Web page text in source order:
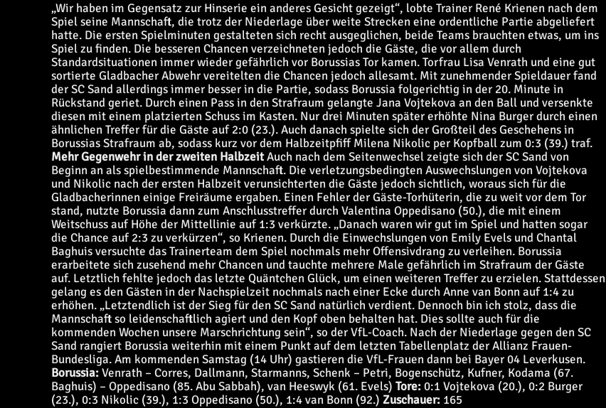
„Wir haben im Gegensatz zur Hinserie ein anderes Gesicht gezeigt“, lobte Trainer René Krienen nach dem
Spiel seine Mannschaft, die trotz der Niederlage über weite Strecken eine ordentliche Partie abgeliefert
hatte. Die ersten Spielminuten gestalteten sich recht ausgeglichen, beide Teams brauchten etwas, um ins
Spiel zu finden. Die besseren Chancen verzeichneten jedoch die Gäste, die vor allem durch
Standardsituationen immer wieder gefährlich vor Borussias Tor kamen. Torfrau Lisa Venrath und eine gut
sortierte Gladbacher Abwehr vereitelten die Chancen jedoch allesamt. Mit zunehmender Spieldauer fand
der SC Sand allerdings immer besser in die Partie, sodass Borussia folgerichtig in der 20. Minute in
Rückstand geriet. Durch einen Pass in den Strafraum gelangte Jana Vojtekova an den Ball und versenkte
diesen mit einem platzierten Schuss im Kasten. Nur drei Minuten später erhöhte Nina Burger durch einen
ähnlichen Treffer für die Gäste auf 2:0 (23.). Auch danach spielte sich der Großteil des Geschehens in
Borussias Strafraum ab, sodass kurz vor dem Halbzeitpfiff Milena Nikolic per Kopfball zum 0:3 (39.) traf.
Mehr Gegenwehr in der zweiten HalbzeitAuch nach dem Seitenwechsel zeigte sich der SC Sand von
Beginn an als spielbestimmende Mannschaft. Die verletzungsbedingten Auswechslungen von Vojtekova
und Nikolic nach der ersten Halbzeit verunsichterten die Gäste jedoch sichtlich, woraus sich für die
Gladbacherinnen einige Freiräume ergaben. Einen Fehler der Gäste-Torhüterin, die zu weit vor dem Tor
stand, nutzte Borussia dann zum Anschlusstreffer durch Valentina Oppedisano (50.), die mit einem
Weitschuss auf Höhe der Mittellinie auf 1:3 verkürzte. „Danach waren wir gut im Spiel und hatten sogar
die Chance auf 2:3 zu verkürzen“, so Krienen. Durch die Einwechslungen von Emily Evels und Chantal
Baghuis versuchte das Trainerteam dem Spiel nochmals mehr Offensivdrang zu verleihen. Borussia
erarbeitete sich zusehend mehr Chancen und tauchte mehrere Male gefährlich im Strafraum der Gäste
auf. Letztlich fehlte jedoch das letzte Quäntchen Glück, um einen weiteren Treffer zu erzielen. Stattdessen
gelang es den Gästen in der Nachspielzeit nochmals nach einer Ecke durch Anne van Bonn auf 1:4 zu
erhöhen. „Letztendlich ist der Sieg für den SC Sand natürlich verdient. Dennoch bin ich stolz, dass die
Mannschaft so leidenschaftlich agiert und den Kopf oben behalten hat. Dies sollte auch für die
kommenden Wochen unsere Marschrichtung sein“, so der VfL-Coach. Nach der Niederlage gegen den SC
Sand rangiert Borussia weiterhin mit einem Punkt auf dem letzten Tabellenplatz der Allianz Frauen-
Bundesliga. Am kommenden Samstag (14 Uhr) gastieren die VfL-Frauen dann bei Bayer 04 Leverkusen.
Borussia:Venrath – Corres, Dallmann, Starmanns, Schenk – Petri, Bogenschütz, Kufner, Kodama (67.
Baghuis) – Oppedisano (85. Abu Sabbah), van Heeswyk (61. Evels) Tore:0:1 Vojtekova (20.), 0:2 Burger
(23.), 0:3 Nikolic (39.), 1:3 Oppedisano (50.), 1:4 van Bonn (92.) Zuschauer: 165